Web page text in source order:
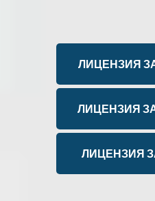
ЛИЦЕНЗИЯ
ЛИЦЕНЗИЯ
ЛИЦЕНЗИЯ